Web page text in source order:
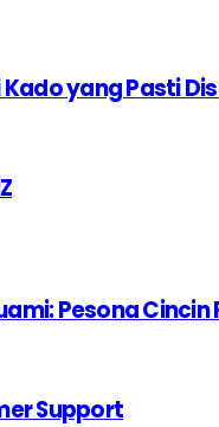
yang Pasti
Pesona
Support